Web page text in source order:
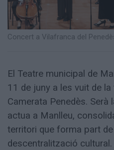
Concert a Vilafranca del
El Teatre municipal de
11 de juny a les vuit de
Camerata Penedès. Serà
actua a Manlleu,
territori que forma part
descentralització cultural.